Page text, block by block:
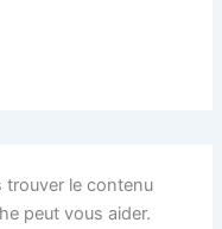
trouver le contenu
peut vous aider.